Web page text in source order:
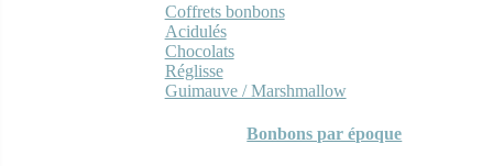
Coffrets bonbons
Acidulés
Chocolats
Réglisse
Guimauve / Marshmallow
Bonbons par époque